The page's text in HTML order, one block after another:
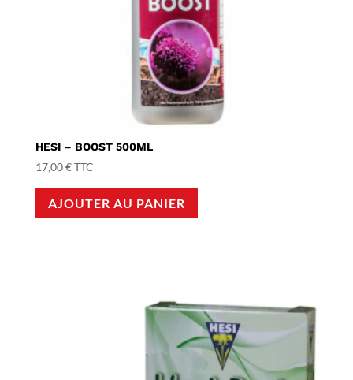
HESI – BOOST 500ML
17,00€TTC
AJOUTER AU PANIER